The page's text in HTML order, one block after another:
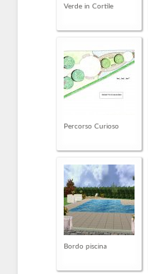
Verde in Cortile
Percorso Curioso
Bordo piscina